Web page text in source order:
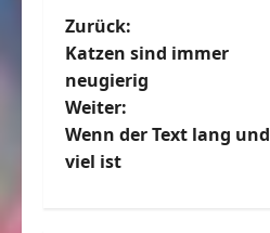
B
e
i
t
Zurück:
Katzen sind immer
neugierig
Weiter:
Wenn der Text lang und
viel ist